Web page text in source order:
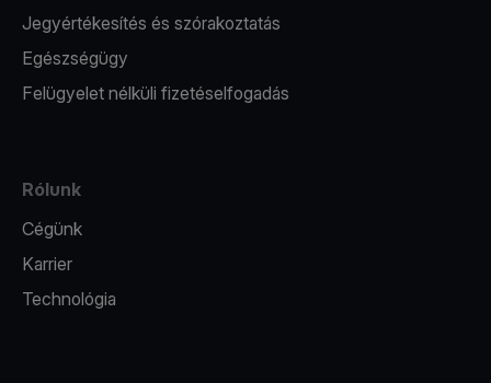
Jegyértékesítés és szórakoztatás
Egészségügy
Felügyelet nélküli fizetéselfogadás
Rólunk
Cégünk
Karrier
Technológia